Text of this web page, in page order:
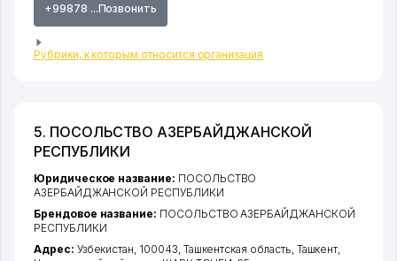
+99878 ...Позвонить
Рубрики, к которым относится организация
5. ПОСОЛЬСТВО АЗЕРБАЙДЖАНСКОЙ
РЕСПУБЛИКИ
Юридическое название: ПОСОЛЬСТВО
АЗЕРБАЙДЖАНСКОЙ РЕСПУБЛИКИ
Брендовое название: ПОСОЛЬСТВО АЗЕРБАЙДЖАНСКОЙ
РЕСПУБЛИКИ
Адрес: Узбекистан, 100043, Ташкентская область Ташкент